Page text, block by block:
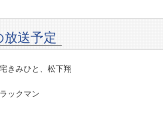
送予定
みひと、松下翔
クマン